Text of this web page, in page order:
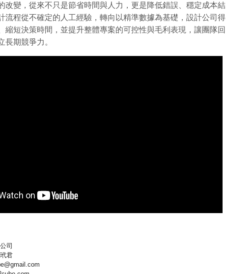
改變，從來不只是節省時間與人力，更是降低錯誤、穩定成本結
流程從不確定的人工經驗，轉向以精準數據為基礎，設計公司得
縮短決策時間，並提升整體專案的可控性與毛利表現，讓團隊回
長期競爭力。
司
君